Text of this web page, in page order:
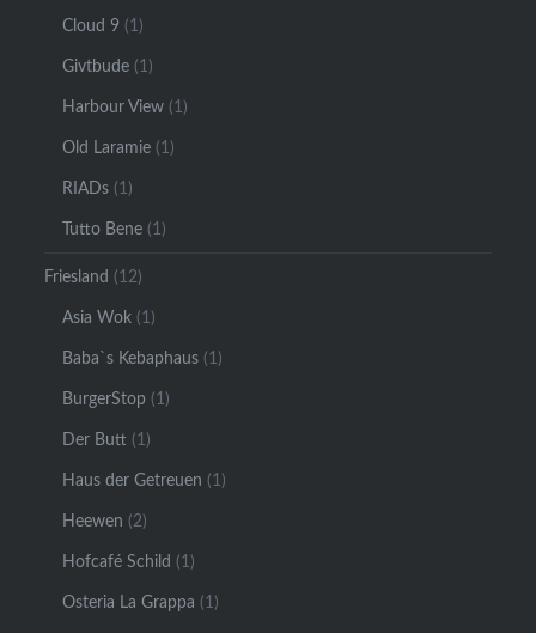
Cloud 9 (1)
Givtbude (1)
Harbour View (1)
Old Laramie (1)
RIADs (1)
Tutto Bene (1)
Friesland (12)
Asia Wok (1)
Baba`s Kebaphaus (1)
BurgerStop (1)
Der Butt (1)
Haus der Getreuen (1)
Heewen (2)
Hofcafé Schild (1)
Osteria La Grappa (1)